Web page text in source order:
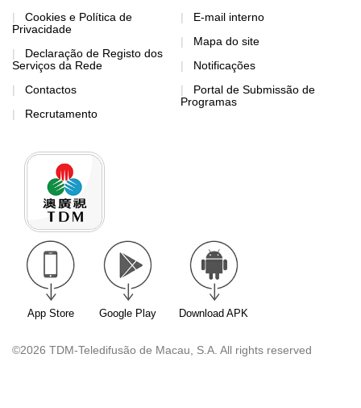
Cookies e Política de
Privacidade
Declaração de Registo dos
Serviços da Rede
Contactos
Recrutamento
E-mail interno
Mapa do site
Notificações
Portal de Submissão de
Programas
App Store Google Play Download APK
©2026 TDM-Teledifusão de Macau, S.A. All rights reserved